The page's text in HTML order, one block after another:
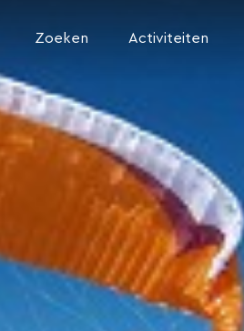
Zoeken Activiteiten